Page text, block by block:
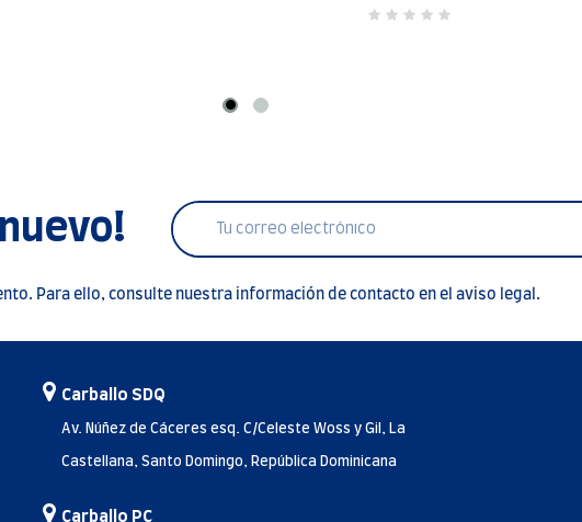
Para ello, consulte nuestra información de contacto en el aviso legal.
Carballo SDQ
Av. Núñez de Cáceres esq. C/Celeste Woss y Gil, La
Castellana, Santo Domingo, República Dominicana
Carballo PC